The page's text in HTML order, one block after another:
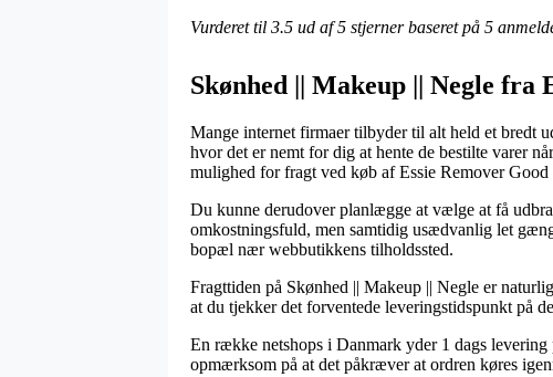
Vurderet til 3.5 ud af 5 stjerner baseret på 5
Skønhed || Makeup || Negle fra
Mange internet firmaer tilbyder til alt held et bredt
hvor det er nemt for dig at hente de bestilte varer
mulighed for fragt ved køb af Essie Remover Good
Du kunne derudover planlægge at vælge at få
omkostningsfuld, men samtidig usædvanlig let
bopæl nær webbutikkens tilholdssted.
Fragttiden på Skønhed || Makeup || Negle er
at du tjekker det forventede leveringstidspunkt på
En række netshops i Danmark yder 1 dags
opmærksom på at det påkræver at ordren køres